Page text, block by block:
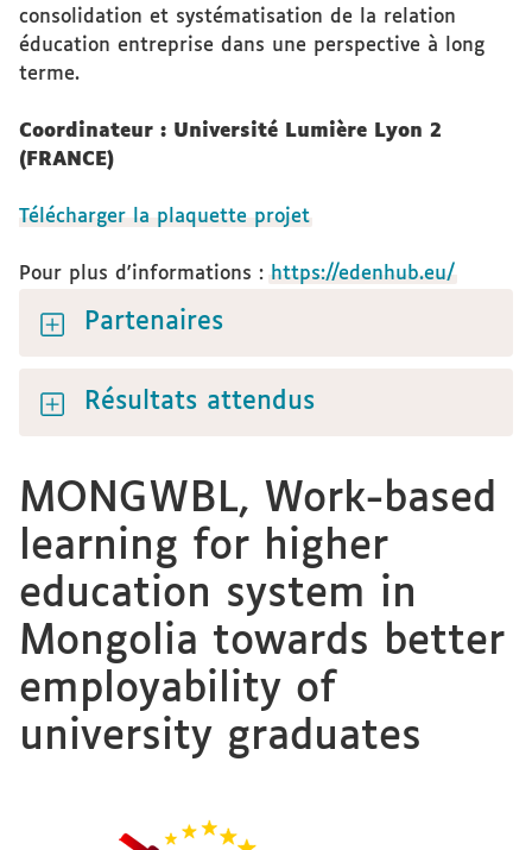
consolidation et systématisation de la relation
éducation entreprise dans une perspective à long
terme.
Coordinateur : Université Lumière Lyon 2
(FRANCE)
Télécharger la plaquette projet
Pour plus d'informations : https://edenhub.eu/
Partenaires
Résultats attendus
MONGWBL, Work-based
learning for higher
education system in
Mongolia towards better
employability of
university graduates